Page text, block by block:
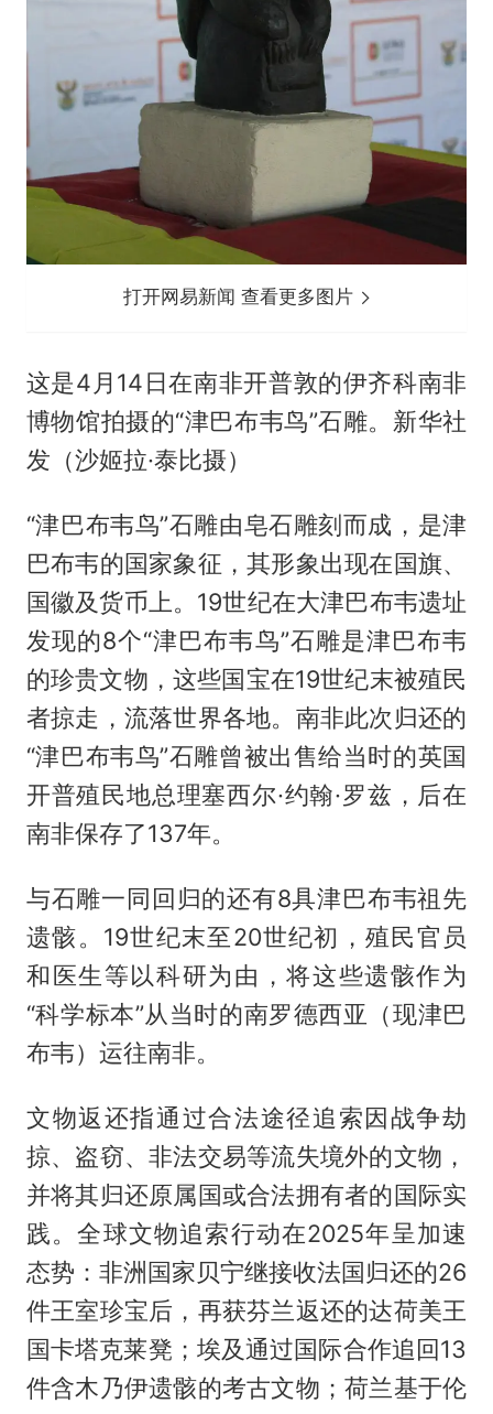
打开网易新闻 查看更多图片
这是4月14日在南非开普敦的伊齐科南非
博物馆拍摄的“津巴布韦鸟”石雕。新华社
发（沙姬拉·泰比摄）
“津巴布韦鸟”石雕由皂石雕刻而成，是津
巴布韦的国家象征，其形象出现在国旗、
国徽及货币上。19世纪在大津巴布韦遗址
发现的8个“津巴布韦鸟”石雕是津巴布韦
的珍贵文物，这些国宝在19世纪末被殖民
者掠走，流落世界各地。南非此次归还的
“津巴布韦鸟”石雕曾被出售给当时的英国
开普殖民地总理塞西尔·约翰·罗兹，后在
南非保存了137年。
与石雕一同回归的还有8具津巴布韦祖先
遗骸。19世纪末至20世纪初，殖民官员
和医生等以科研为由，将这些遗骸作为
“科学标本”从当时的南罗德西亚（现津巴
布韦）运往南非。
文物返还指通过合法途径追索因战争劫
掠、盗窃、非法交易等流失境外的文物，
并将其归还原属国或合法拥有者的国际实
践。全球文物追索行动在2025年呈加速
态势：非洲国家贝宁继接收法国归还的26
件王室珍宝后，再获芬兰返还的达荷美王
国卡塔克莱凳；埃及通过国际合作追回13
件含木乃伊遗骸的考古文物；荷兰基于伦